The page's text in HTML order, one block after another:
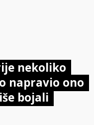
nekoliko
napravio ono
bojali